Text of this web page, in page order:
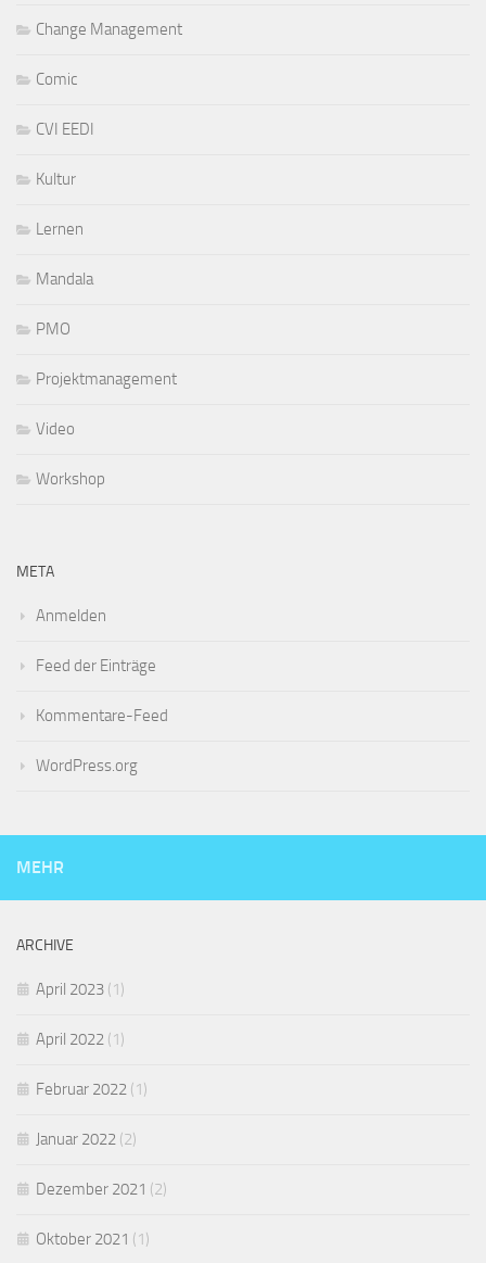
Change Management
Comic
CVI EEDI
Kultur
Lernen
Mandala
PMO
Projektmanagement
Video
Workshop
META
Anmelden
Feed der Einträge
Kommentare-Feed
WordPress.org
MEHR
ARCHIVE
April 2023 (1)
April 2022 (1)
Februar 2022 (1)
Januar 2022 (2)
Dezember 2021 (2)
Oktober 2021 (1)